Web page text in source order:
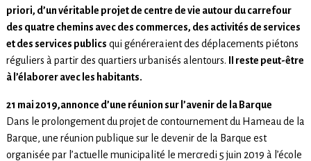
priori, d’un véritable projet de centre de vie autour du carrefour
des quatre chemins avec des commerces, des activités de services
et des services publics qui généreraient des déplacements piétons
réguliers à partir des quartiers urbanisés alentours.
II reste peut-être
à l’élaborer avec les habitants.
21 mai 2019,annonce d’une réunion sur l’avenir de la Barque
Dans le prolongement du projet de contournement du Hameau de la
Barque, une réunion publique sur le devenir de la Barque est
organisée par l’actuelle municipalité le mercredi 5 juin 2019 à l’école